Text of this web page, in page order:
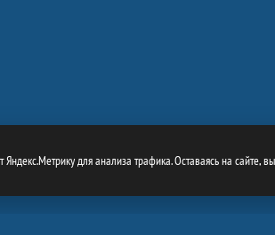
Яндекс.Метрику для анализа трафика. Оставаясь на сайте,